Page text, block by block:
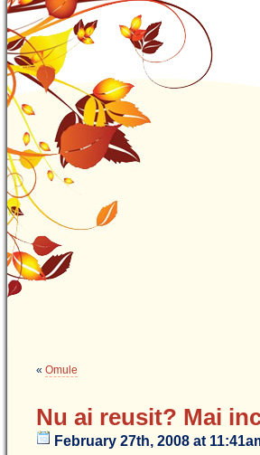
« Omule
Nu ai reusit? Mai
February 27th, 2008 at